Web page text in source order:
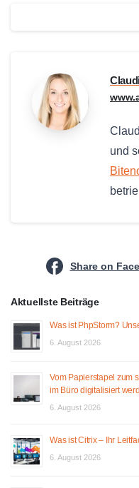
und
Share on
Aktuellste Beiträge
Was ist PhpStorm?
6. August 2026
Vom Papierstapel zum
im Büro digitalisiert
6. August 2026
Was ist Citrix – Ihr
6. August 2026